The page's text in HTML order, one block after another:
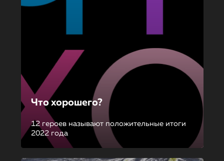
Что хорошего?
12 героев называют положительные итоги
2022 года